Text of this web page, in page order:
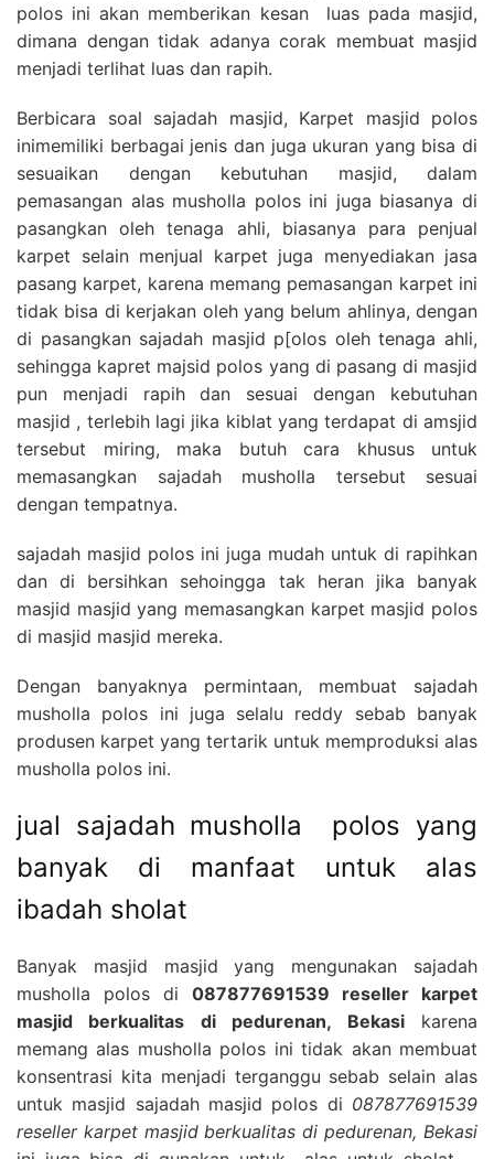
polos ini akan memberikan kesan luas pada masjid,
dimana dengan tidak adanya corak membuat masjid
menjadi terlihat luas dan rapih.
Berbicara soal sajadah masjid, Karpet masjid polos
inimemiliki berbagai jenis dan juga ukuran yang bisa di
sesuaikan dengan kebutuhan masjid, dalam
pemasangan alas musholla polos ini juga biasanya di
pasangkan oleh tenaga ahli, biasanya para penjual
karpet selain menjual karpet juga menyediakan jasa
pasang karpet, karena memang pemasangan karpet ini
tidak bisa di kerjakan oleh yang belum ahlinya, dengan
di pasangkan sajadah masjid p[olos oleh tenaga ahli,
sehingga kapret majsid polos yang di pasang di masjid
pun menjadi rapih dan sesuai dengan kebutuhan
masjid , terlebih lagi jika kiblat yang terdapat di amsjid
tersebut miring, maka butuh cara khusus untuk
memasangkan sajadah musholla tersebut sesuai
dengan tempatnya.
sajadah masjid polos ini juga mudah untuk di rapihkan
dan di bersihkan sehoingga tak heran jika banyak
masjid masjid yang memasangkan karpet masjid polos
di masjid masjid mereka.
Dengan banyaknya permintaan, membuat sajadah
musholla polos ini juga selalu reddy sebab banyak
produsen karpet yang tertarik untuk memproduksi alas
musholla polos ini.
jual sajadah musholla polos yang
banyak di manfaat untuk alas
ibadah sholat
Banyak masjid masjid yang mengunakan sajadah
musholla polos di 087877691539 reseller karpet
masjid berkualitas di pedurenan, Bekasikarena
memang alas musholla polos ini tidak akan membuat
konsentrasi kita menjadi terganggu sebab selain alas
untuk masjid sajadah masjid polos di 087877691539
reseller karpet masjid berkualitas di pedurenan, Bekasi